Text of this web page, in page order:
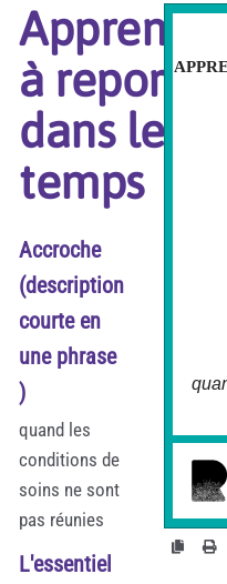
des
les
à reporter
dans le
temps
Accroche
(description
courte en
une phrase
)
quand les
conditions de
soins ne sont
pas réunies
L'essentiel